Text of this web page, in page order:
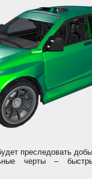
преследовать
черты –